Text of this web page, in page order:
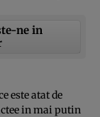
ne in
este atat de
in mai putin